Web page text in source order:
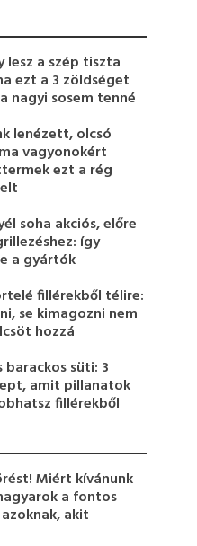
a szép tiszta
ezt a 3 zöldséget
nagyi sosem tenné
lenézett, olcsó
vagyonokért
ezt a rég
soha akciós, előre
így
a gyártók
fillérekből télire:
se kimagozni nem
hozzá
barackos süti: 3
amit pillanatok
fillérekből
Miért kívánunk
a fontos
akit